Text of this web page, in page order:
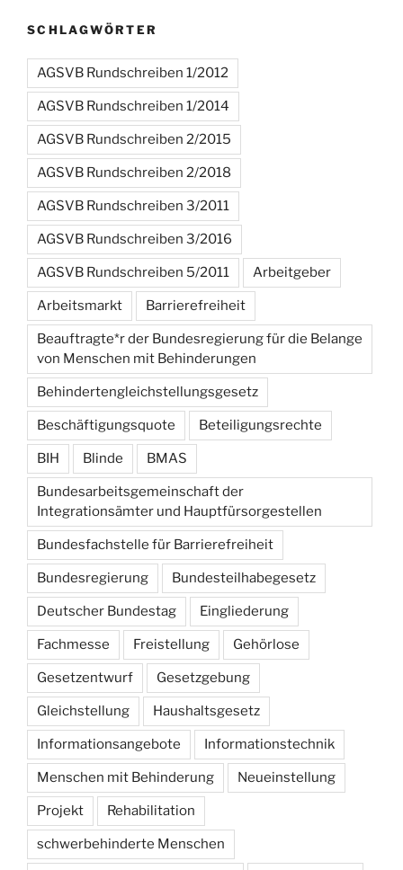
SCHLAGWÖRTER
AGSVB Rundschreiben 1/2012
AGSVB Rundschreiben 1/2014
AGSVB Rundschreiben 2/2015
AGSVB Rundschreiben 2/2018
AGSVB Rundschreiben 3/2011
AGSVB Rundschreiben 3/2016
AGSVB Rundschreiben 5/2011 Arbeitgeber
Arbeitsmarkt Barrierefreiheit
Beauftragte*r der Bundesregierung für die Belange
von Menschen mit Behinderungen
Behindertengleichstellungsgesetz
Beschäftigungsquote Beteiligungsrechte
BIH Blinde BMAS
Bundesarbeitsgemeinschaft der
Integrationsämter und Hauptfürsorgestellen
Bundesfachstelle für Barrierefreiheit
Bundesregierung Bundesteilhabegesetz
Deutscher Bundestag Eingliederung
Fachmesse Freistellung Gehörlose
Gesetzentwurf Gesetzgebung
Gleichstellung Haushaltsgesetz
Informationsangebote Informationstechnik
Menschen mit Behinderung Neueinstellung
Projekt Rehabilitation
schwerbehinderte Menschen